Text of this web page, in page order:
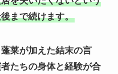
まで続けます。
莱が加えた結末の言
たちの身体と経験が合